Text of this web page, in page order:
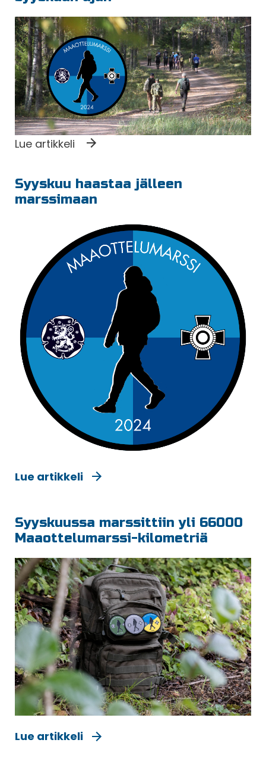
Lue artikkeli
Syyskuu haastaa jälleen
marssimaan
Lue artikkeli
Syyskuussa marssittiin yli 66000
Maaottelumarssi-kilometriä
Lue artikkeli